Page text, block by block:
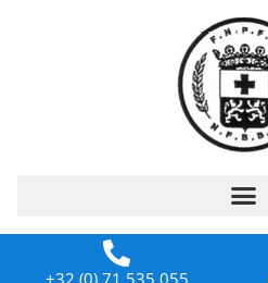
+32 (0) 71 535 055